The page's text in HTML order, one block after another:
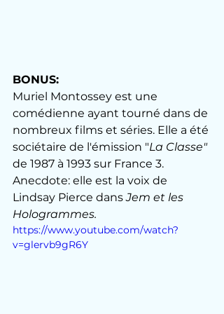
BONUS:
Muriel Montossey est une
comédienne ayant tourné dans de
nombreux films et séries. Elle a été
sociétaire de l'émission "La Classe"
de 1987 à 1993 sur France 3.
Anecdote: elle est la voix de
Lindsay Pierce dans Jem et les
Hologrammes.
https://www.youtube.com/watch?
v=glervb9gR6Y